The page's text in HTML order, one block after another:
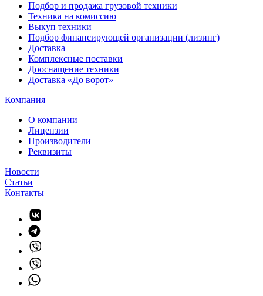
Подбор и продажа грузовой техники
Техника на комиссию
Выкуп техники
Подбор финансирующей организации (лизинг)
Доставка
Комплексные поставки
Дооснащение техники
Доставка «До ворот»
Компания
О компании
Лицензии
Производители
Реквизиты
Новости
Статьи
Контакты